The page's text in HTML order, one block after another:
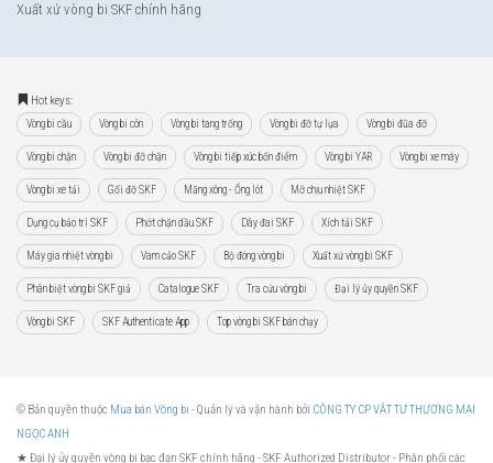
Xuất xứ vòng bi SKF chính hãng
Hot keys:
Vòng bi cầu Vòng bi côn Vòng bi tang trống Vòng bi đỡ tự lựa Vòng bi đũa đỡ
Vòng bi chặn Vòng bi đỡ chặn Vòng bi tiếp xúc bốn điểm Vòng bi YAR Vòng bi xe máy
Vòng bi xe tải Gối đỡ SKF Măng xông - Ống lót Mỡ chịu nhiệt SKF
Dụng cụ bảo trì SKF Phớt chặn dầu SKF Dây đai SKF Xích tải SKF
Máy gia nhiệt vòng bi Vam cảo SKF Bộ đóng vòng bi Xuất xứ vòng bi SKF
Phân biệt vòng bi SKF giả Catalogue SKF Tra cứu vòng bi Đại lý ủy quyền SKF
Vòng bi SKF SKF Authenticate App Top vòng bi SKF bán chạy
© Bản quyền thuộc Mua bán Vòng bi - Quản lý và vận hành bởi CÔNG TY CP VẬT TƯ THƯƠNG MẠI
NGỌC ANH
★ Đại lý ủy quyền vòng bi bạc đạn SKF chính hãng -SKF Authorized Distributor- Phân phối các